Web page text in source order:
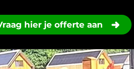
hier je offerte aan